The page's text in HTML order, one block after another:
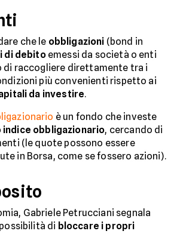
che ​​le obbligazioni (bond in
di debitoemessi da società o enti
di raccogliere direttamente tra i
più convenienti rispetto ai
da investire.
è un fondo che investe
indice obbligazionario, cercando di
(le quote possono essere
in Borsa, come se fossero azioni).
Gabriele Petrucciani segnala
di bloccare i propri